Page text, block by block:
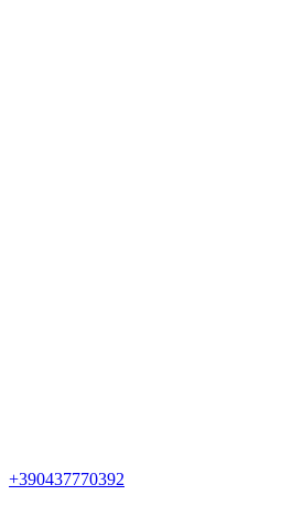
+390437770392